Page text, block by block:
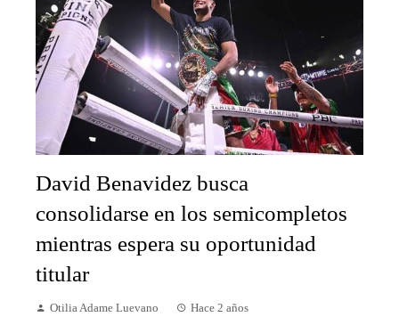
David Benavidez busca
consolidarse en los semicompletos
mientras espera su oportunidad
titular
Otilia Adame Luevano Hace 2 años